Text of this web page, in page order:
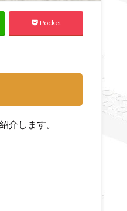
Pocket
介します。